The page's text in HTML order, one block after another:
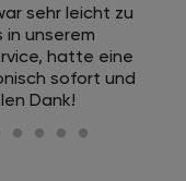
sehr leicht zu
unserem
hatte eine
sofort und
Dank!